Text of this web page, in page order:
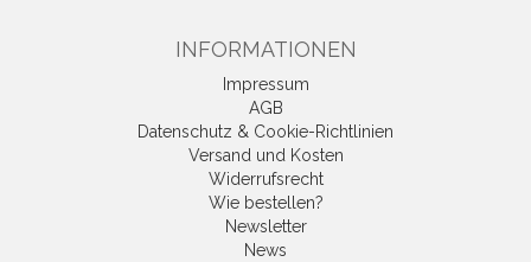
INFORMATIONEN
Impressum
AGB
Datenschutz & Cookie-Richtlinien
Versand und Kosten
Widerrufsrecht
Wie bestellen?
Newsletter
News